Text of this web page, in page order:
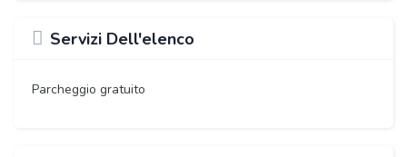
Servizi Dell'elenco
Parcheggio gratuito